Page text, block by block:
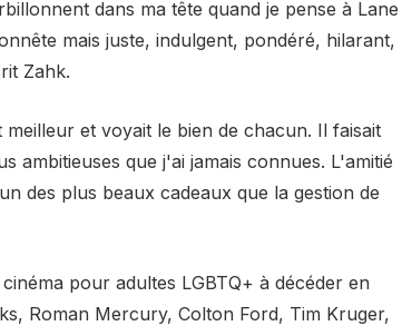
dans ma tête quand je pense à Lane
mais juste, indulgent, pondéré, hilarant,
Zahk.
et voyait le bien de chacun. Il faisait
ambitieuses que j'ai jamais connues. L'amitié
des plus beaux cadeaux que la gestion de
pour adultes LGBTQ+ à décéder en
Roman Mercury, Colton Ford, Tim Kruger,